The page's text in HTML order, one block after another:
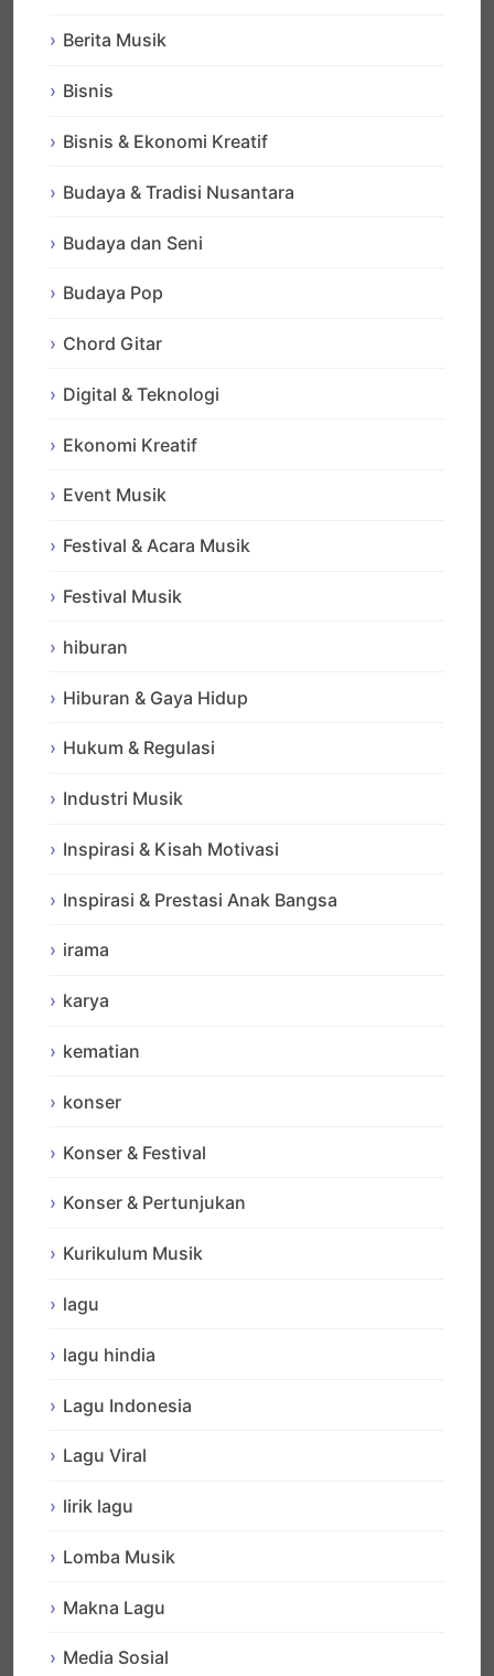
Berita Musik
Bisnis
Bisnis & Ekonomi Kreatif
Budaya & Tradisi Nusantara
Budaya dan Seni
Budaya Pop
Chord Gitar
Digital & Teknologi
Ekonomi Kreatif
Event Musik
Festival & Acara Musik
Festival Musik
hiburan
Hiburan & Gaya Hidup
Hukum & Regulasi
Industri Musik
Inspirasi & Kisah Motivasi
Inspirasi & Prestasi Anak Bangsa
irama
karya
kematian
konser
Konser & Festival
Konser & Pertunjukan
Kurikulum Musik
lagu
lagu hindia
Lagu Indonesia
Lagu Viral
lirik lagu
Lomba Musik
Makna Lagu
Media Sosial